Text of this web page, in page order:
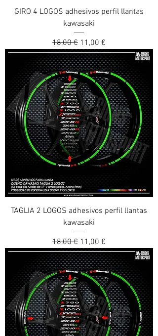
GIRO 4 LOGOS adhesivos perfil llantas
kawasaki
Prix original
18,00 € Prix promotionnel
11,00 €
TAGLIA 2 LOGOS adhesivos perfil llantas
kawasaki
Prix original
18,00 € Prix promotionnel
11,00 €